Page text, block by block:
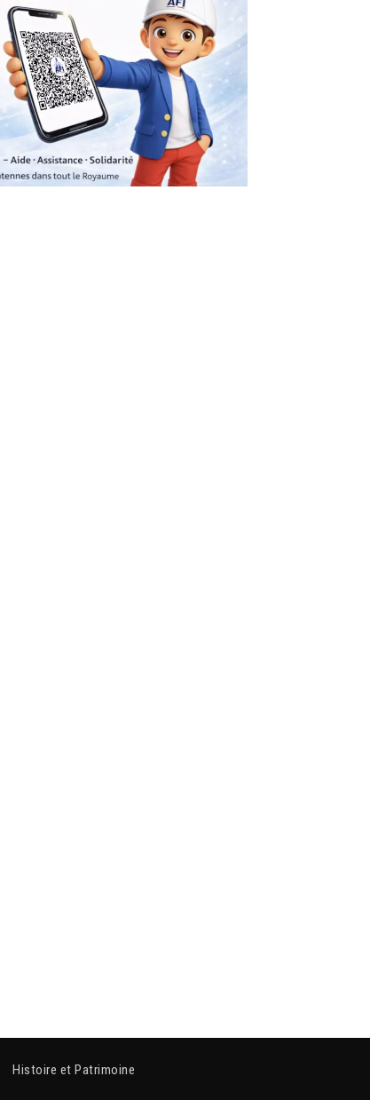
Histoire et Patrimoine